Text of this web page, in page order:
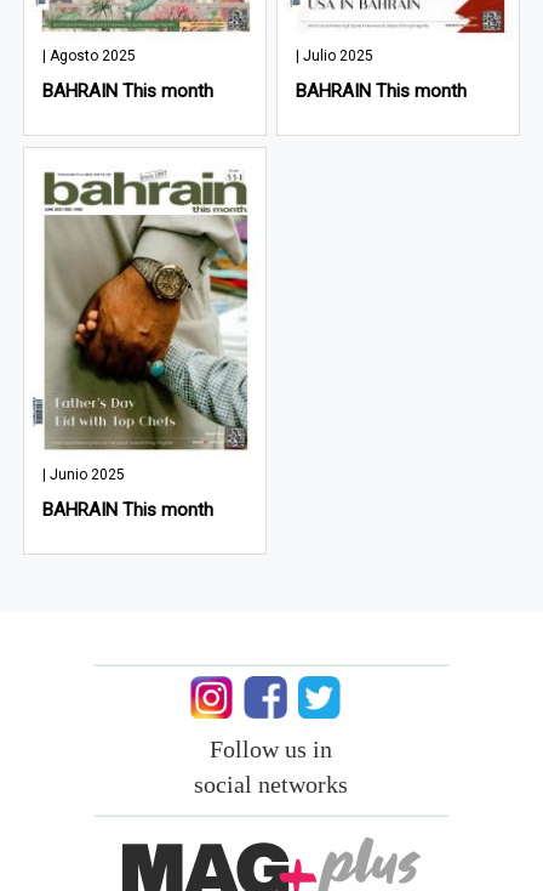
| Agosto 2025
BAHRAIN This month
| Julio 2025
BAHRAIN This month
| Junio 2025
BAHRAIN This month
Follow us in
social networks